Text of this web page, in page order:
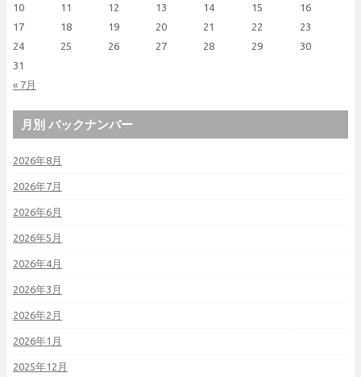
« 7月
10 11 12 13 14 15
16
17
18 19 20 21 22
23
24
25 26 27 28 29
30
31
月別 バックナンバー
2026年8月
2026年7月
2026年6月
2026年5月
2026年4月
2026年3月
2026年2月
2026年1月
2025年12月